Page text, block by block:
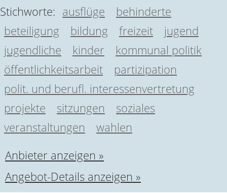
Stichworte: ausflüge
behinderte
beteiligung
bildung freizeit
jugend
jugendliche
kinder
kommunal politik
öffentlichkeitsarbeit
partizipation
polit. und berufl. interessenvertretung
projekte
sitzungen
soziales
veranstaltungen
wahlen
Anbieter anzeigen »
Angebot-Details anzeigen »